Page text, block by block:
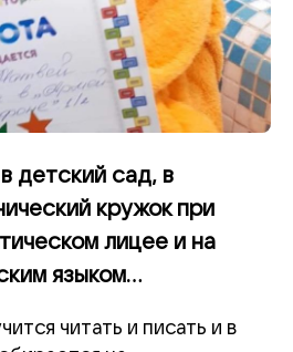
детский сад, в
кружок при
лицее и на
языком...
читать и писать и в